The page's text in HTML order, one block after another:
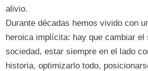
alivio.
Durante décadas hemos vivido con
heroica implícita: hay que cambiar
sociedad, estar siempre en el lado
historia, optimizarlo todo,